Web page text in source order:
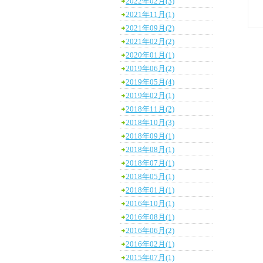
2021年11月(1)
2021年09月(2)
2021年02月(2)
2020年01月(1)
2019年06月(2)
2019年05月(4)
2019年02月(1)
2018年11月(2)
2018年10月(3)
2018年09月(1)
2018年08月(1)
2018年07月(1)
2018年05月(1)
2018年01月(1)
2016年10月(1)
2016年08月(1)
2016年06月(2)
2016年02月(1)
2015年07月(1)